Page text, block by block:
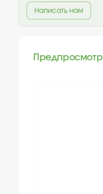
Написать нам
Предпросмотр